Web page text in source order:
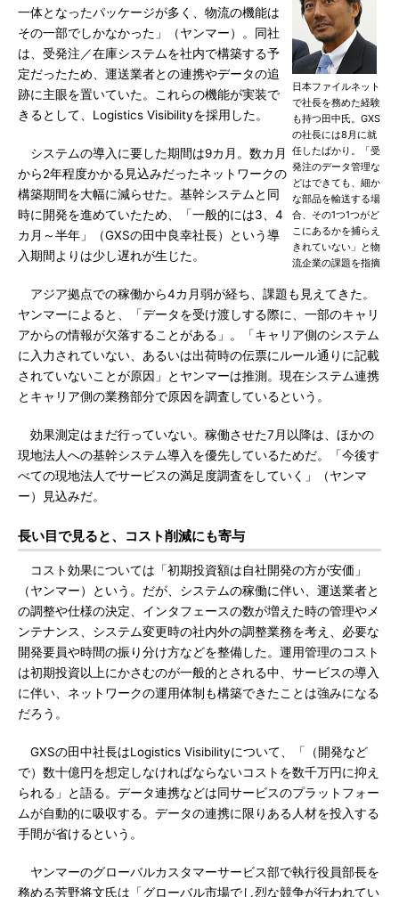
日本ファイルネット
で社長を務めた経験
も持つ田中氏。GXS
の社長には8月に就
任したばかり。「受
発注のデータ管理な
どはできても、細か
な部品を輸送する場
合、その1つ1つがど
こにあるかを捕らえ
きれていない」と物
流企業の課題を指摘
一体となったパッケージが多く、物流の機能は
その一部でしかなかった」（ヤンマー）。同社
は、受発注／在庫システムを社内で構築する予
定だったため、運送業者との連携やデータの追
跡に主眼を置いていた。これらの機能が実装で
きるとして、Logistics Visibilityを採用した。
システムの導入に要した期間は9カ月。数カ月
から2年程度かかる見込みだったネットワークの
構築期間を大幅に減らせた。基幹システムと同
時に開発を進めていたため、「一般的には3、4
カ月～半年」（GXSの田中良幸社長）という導
入期間よりは少し遅れが生じた。
アジア拠点での稼働から4カ月弱が経ち、課題も見えてきた。
ヤンマーによると、「データを受け渡しする際に、一部のキャリ
アからの情報が欠落することがある」。「キャリア側のシステム
に入力されていない、あるいは出荷時の伝票にルール通りに記載
されていないことが原因」とヤンマーは推測。現在システム連携
とキャリア側の業務部分で原因を調査しているという。
効果測定はまだ行っていない。稼働させた7月以降は、ほかの
現地法人への基幹システム導入を優先しているためだ。「今後す
べての現地法人でサービスの満足度調査をしていく」（ヤンマ
ー）見込みだ。
長い目で見ると、コスト削減にも寄与
コスト効果については「初期投資額は自社開発の方が安価」
（ヤンマー）という。だが、システムの稼働に伴い、運送業者と
の調整や仕様の決定、インタフェースの数が増えた時の管理やメ
ンテナンス、システム変更時の社内外の調整業務を考え、必要な
開発要員や時間の振り分け方などを整備した。運用管理のコスト
は初期投資以上にかさむのが一般的とされる中、サービスの導入
に伴い、ネットワークの運用体制も構築できたことは強みになる
だろう。
GXSの田中社長はLogistics Visibilityについて、「（開発など
で）数十億円を想定しなければならないコストを数千万円に抑え
られる」と語る。データ連携などは同サービスのプラットフォー
ムが自動的に吸収する。データの連携に限りある人材を投入する
手間が省けるという。
ヤンマーのグローバルカスタマーサービス部で執行役員部長を
務める芳野将文氏は「グローバル市場でし烈な競争が行われてい